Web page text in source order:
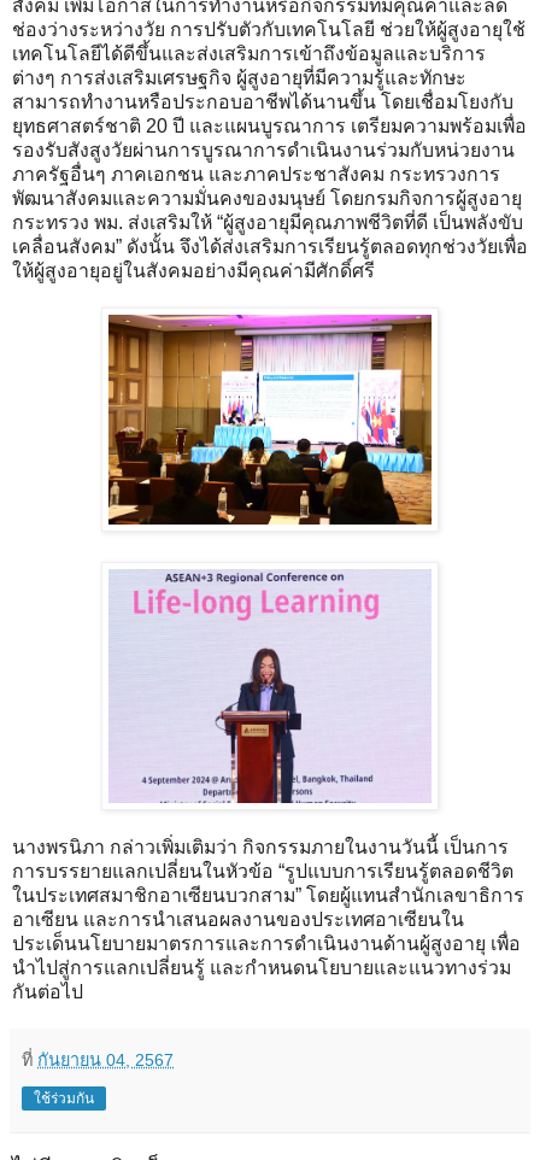
สังคม เพิ่มโอกาสในการทำงานหรือกิจกรรมที่มีคุณค่าและลด
ช่องว่างระหว่างวัย การปรับตัวกับเทคโนโลยี ช่วยให้ผู้สูงอายุใช้
เทคโนโลยีได้ดีขึ้นและส่งเสริมการเข้าถึงข้อมูลและบริการ
ต่างๆ การส่งเสริมเศรษฐกิจ ผู้สูงอายุที่มีความรู้และทักษะ
สามารถทำงานหรือประกอบอาชีพได้นานขึ้น โดยเชื่อมโยงกับ
ยุทธศาสตร์ชาติ 20 ปี และแผนบูรณาการ เตรียมความพร้อมเพื่อ
รองรับสังสูงวัยผ่านการบูรณาการดำเนินงานร่วมกับหน่วยงาน
ภาครัฐอื่นๆ ภาคเอกชน และภาคประชาสังคม กระทรวงการ
พัฒนาสังคมและความมั่นคงของมนุษย์ โดยกรมกิจการผู้สูงอายุ
กระทรวง พม. ส่งเสริมให้ “ผู้สูงอายุมีคุณภาพชีวิตที่ดี เป็นพลังขับ
เคลื่อนสังคม” ดังนั้น จึงได้ส่งเสริมการเรียนรู้ตลอดทุกช่วงวัยเพื่อ
ให้ผู้สูงอายุอยู่ในสังคมอย่างมีคุณค่ามีศักดิ์ศรี
นางพรนิภา กล่าวเพิ่มเติมว่า กิจกรรมภายในงานวันนี้ เป็นการ
การบรรยายแลกเปลี่ยนในหัวข้อ “รูปแบบการเรียนรู้ตลอดชีวิต
ในประเทศสมาชิกอาเซียนบวกสาม” โดยผู้แทนสำนักเลขาธิการ
อาเซียน และการนำเสนอผลงานของประเทศอาเซียนใน
ประเด็นนโยบายมาตรการและการดำเนินงานด้านผู้สูงอายุ เพื่อ
นำไปสู่การแลกเปลี่ยนรู้ และกำหนดนโยบายและแนวทางร่วม
กันต่อไป
ที่ กันยายน 04, 2567
ใช้ร่วมกัน